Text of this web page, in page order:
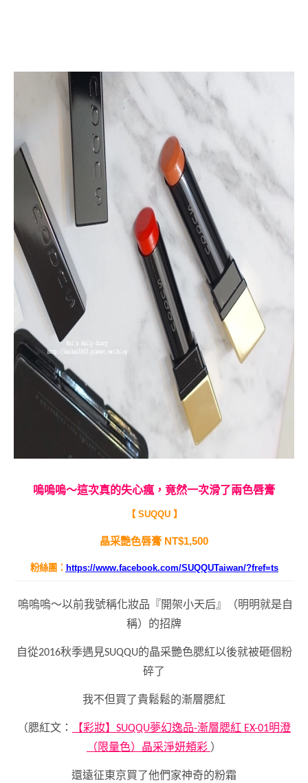
嗚嗚嗚～這次真的失心瘋，竟然一次滑了兩色唇膏
【 SUQQU 】
晶采艷色唇膏 NT$1,500
粉絲團： https://www.facebook.com/SUQQUTaiwan/?fref=ts
嗚嗚嗚～以前我號稱化妝品『開架小天后』（明明就是自
稱）的招牌
自從2016秋季遇見SUQQU的晶采艷色腮紅以後就被砸個粉
碎了
我不但買了貴鬆鬆的漸層腮紅
（腮紅文：
【彩妝】SUQQU夢幻逸品-漸層腮紅 EX-01明澄
（限量色）晶采淨妍頰彩 ）
還遠征東京買了他們家神奇的粉霜